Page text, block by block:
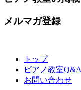
メルマガ登録
トップ
ピアノ教室Q&A
お問い合わせ